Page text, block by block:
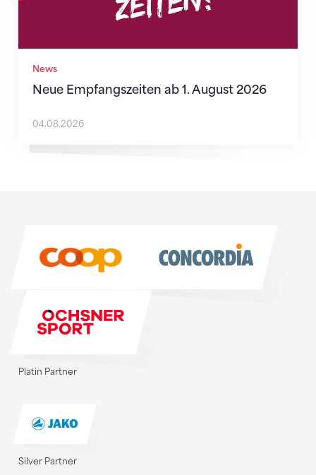
News
Neue Empfangszeiten ab 1. August 2026
04.08.2026
Platin Partner
Silver Partner